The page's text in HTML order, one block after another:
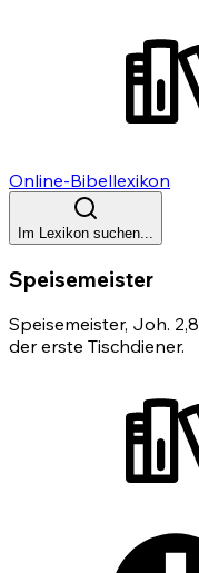
Online-Bibellexikon
Im Lexikon suchen...
Speisemeister
Speisemeister, Joh. 2,8
der erste Tischdiener.